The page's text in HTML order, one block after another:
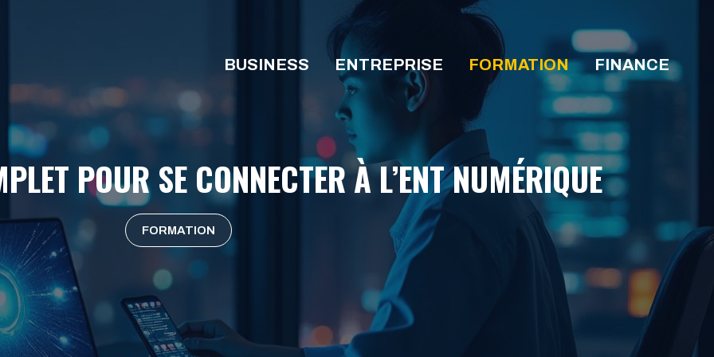
BUSINESS ENTREPRISE FORMATION FINANCE
POUR SE CONNECTER À L’ENT NUMÉRIQUE
FORMATION